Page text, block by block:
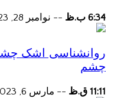
6:34 ب.ظ -- نوامبر 28, 2023
روانشناسی اشک
چشم
11:11 ق.ظ -- مارس 6, 2023